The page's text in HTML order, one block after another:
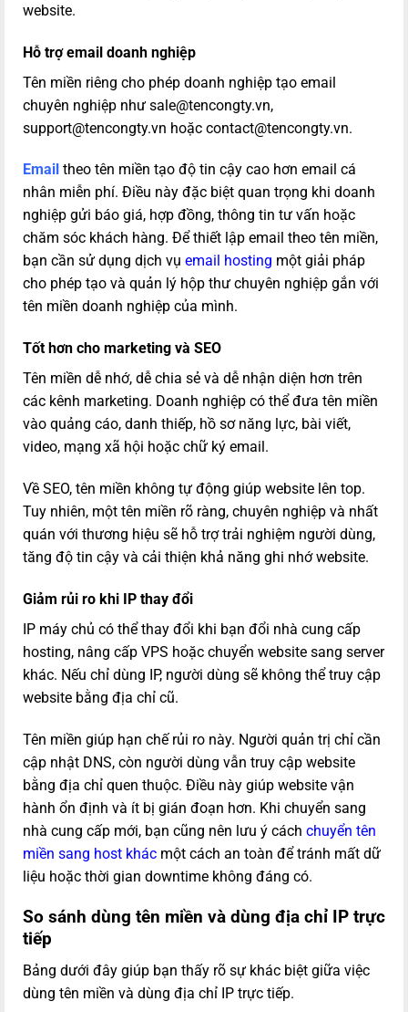
website.
Hỗ trợ email doanh nghiệp
Tên miền riêng cho phép doanh nghiệp tạo email
chuyên nghiệp như sale@tencongty.vn,
support@tencongty.vn hoặc contact@tencongty.vn.
Email theo tên miền tạo độ tin cậy cao hơn email cá
nhân miễn phí. Điều này đặc biệt quan trọng khi doanh
nghiệp gửi báo giá, hợp đồng, thông tin tư vấn hoặc
chăm sóc khách hàng. Để thiết lập email theo tên miền,
bạn cần sử dụng dịch vụ email hosting một giải pháp
cho phép tạo và quản lý hộp thư chuyên nghiệp gắn với
tên miền doanh nghiệp của mình.
Tốt hơn cho marketing và SEO
Tên miền dễ nhớ, dễ chia sẻ và dễ nhận diện hơn trên
các kênh marketing. Doanh nghiệp có thể đưa tên miền
vào quảng cáo, danh thiếp, hồ sơ năng lực, bài viết,
video, mạng xã hội hoặc chữ ký email.
Về SEO, tên miền không tự động giúp website lên top.
Tuy nhiên, một tên miền rõ ràng, chuyên nghiệp và nhất
quán với thương hiệu sẽ hỗ trợ trải nghiệm người dùng,
tăng độ tin cậy và cải thiện khả năng ghi nhớ website.
Giảm rủi ro khi IP thay đổi
IP máy chủ có thể thay đổi khi bạn đổi nhà cung cấp
hosting, nâng cấp VPS hoặc chuyển website sang server
khác. Nếu chỉ dùng IP, người dùng sẽ không thể truy cập
website bằng địa chỉ cũ.
Tên miền giúp hạn chế rủi ro này. Người quản trị chỉ cần
cập nhật DNS, còn người dùng vẫn truy cập website
bằng địa chỉ quen thuộc. Điều này giúp website vận
hành ổn định và ít bị gián đoạn hơn. Khi chuyển sang
nhà cung cấp mới, bạn cũng nên lưu ý cách chuyển tên
miền sang host khác một cách an toàn để tránh mất dữ
liệu hoặc thời gian downtime không đáng có.
So sánh dùng tên miền và dùng địa chỉ IP trực
tiếp
Bảng dưới đây giúp bạn thấy rõ sự khác biệt giữa việc
dùng tên miền và dùng địa chỉ IP trực tiếp.